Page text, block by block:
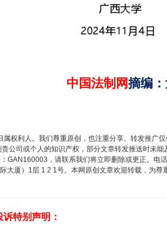
中国法制网摘编 ：
权利人。我们尊重原创，也注重分享。转发推广
公司或个人的知识产权，部分文章转发推送时未能
GAN160003，请联系我们将立即删除或更正。电
大厦）1层 1 2 1号。本网原创文章欢迎转载，为尊
特别声明：